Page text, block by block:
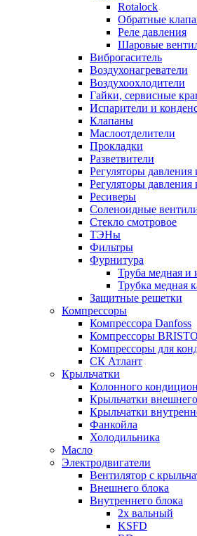
Rotalock
Обратные
Реле давления
Шаровые
Виброгаситель
Воздухонагреватели
Воздухоохлодители
Гайки, сервисные
Испарители и
Клапаны
Маслоотделители
Прокладки
Разветвители
Регуляторы давления
Регуляторы давления
Ресиверы
Соленоидные
Стекло смотровое
ТЭНы
Фильтры
Фурнитура
Труба медная и
Трубка медная
Защитные решетки
Компрессоры
Компрессора Danfoss
Компрессоры
Компрессоры для
СК Атлант
Крыльчатки
Колонного
Крыльчатки
Крыльчатки
Фанкойла
Холодильника
Масло
Электродвигатели
Вентилятор с
Внешнего блока
Внутреннего блока
2х вальный
KSFD